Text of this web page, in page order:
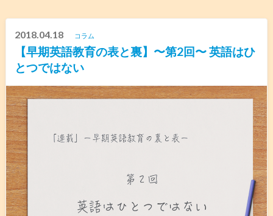
2018.04.18 コラム
【早期英語教育の表と裏】〜第2回〜 英語はひ
とつではない